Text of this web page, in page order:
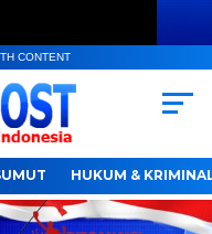
CONTENT
HUKUM &